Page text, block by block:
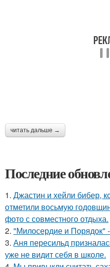
читать дальше →
Последние
1. Джастин и хейли бибер,
отметили восьмую
фото с совместного отдыха.
2. "Милосердие и Порядок" -
3. Аня пересильд
уже не видит себя в школе.